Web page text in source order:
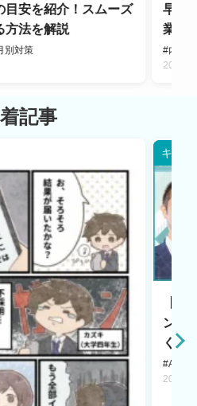
目安を紹介！スムーズ
方法を解説
別対策
早期
業界
#内定
記事
キャリ
ント
く若
#AI LAB